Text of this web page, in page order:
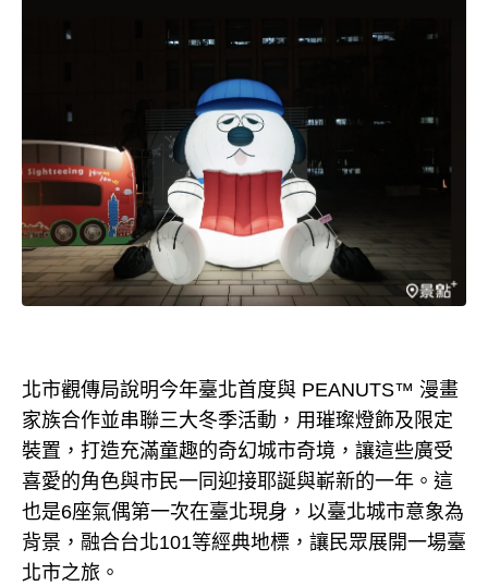
北市觀傳局說明今年臺北首度與 PEANUTS™ 漫畫
家族合作並串聯三大冬季活動，用璀璨燈飾及限定
裝置，打造充滿童趣的奇幻城市奇境，讓這些廣受
喜愛的角色與市民一同迎接耶誕與嶄新的一年。這
也是6座氣偶第一次在臺北現身，以臺北城市意象為
背景，融合台北101等經典地標，讓民眾展開一場臺
北市之旅。